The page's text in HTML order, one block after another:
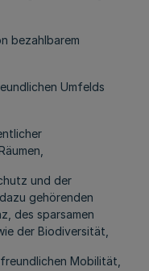
bezahlbarem
Umfelds
und der
gehörenden
des sparsamen
der Biodiversität,
Mobilität,